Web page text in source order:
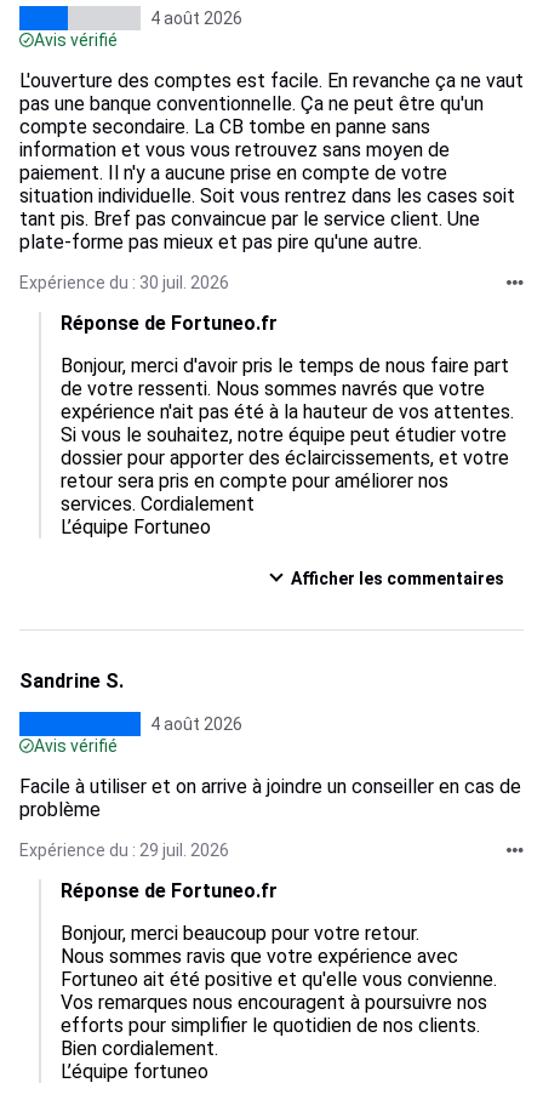
4 août 2026
Avis vérifié
L'ouverture des comptes est facile. En revanche ça ne vaut
pas une banque conventionnelle. Ça ne peut être qu'un
compte secondaire. La CB tombe en panne sans
information et vous vous retrouvez sans moyen de
paiement. Il n'y a aucune prise en compte de votre
situation individuelle. Soit vous rentrez dans les cases soit
tant pis. Bref pas convaincue par le service client. Une
plate-forme pas mieux et pas pire qu'une autre.
Expérience du : 30 juil. 2026
Réponse de Fortuneo.fr
Bonjour, merci d'avoir pris le temps de nous faire part
de votre ressenti. Nous sommes navrés que votre
expérience n'ait pas été à la hauteur de vos attentes.
Si vous le souhaitez, notre équipe peut étudier votre
dossier pour apporter des éclaircissements, et votre
retour sera pris en compte pour améliorer nos
services. Cordialement
L’équipe Fortuneo
Afficher les commentaires
Sandrine S.
4 août 2026
Avis vérifié
Facile à utiliser et on arrive à joindre un conseiller en cas de
problème
Expérience du : 29 juil. 2026
Réponse de Fortuneo.fr
Bonjour, merci beaucoup pour votre retour.
Nous sommes ravis que votre expérience avec
Fortuneo ait été positive et qu'elle vous convienne.
Vos remarques nous encouragent à poursuivre nos
efforts pour simplifier le quotidien de nos clients.
Bien cordialement.
L’équipe fortuneo